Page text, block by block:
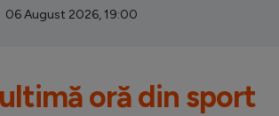
| 06 August 2026, 19:00
oră din sport